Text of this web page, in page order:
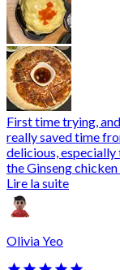
First time trying,
really saved time
delicious, especially
the Ginseng
Lire la suite
Olivia Yeo